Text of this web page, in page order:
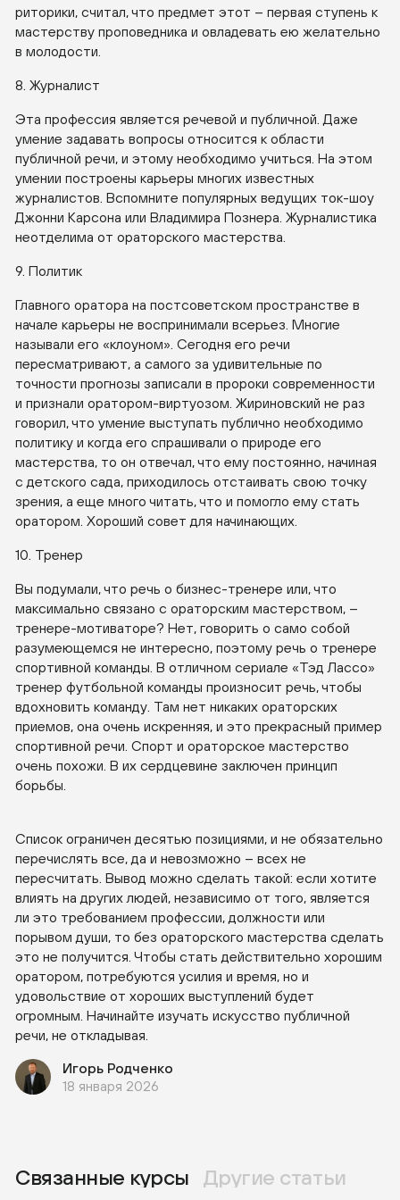
риторики, считал, что предмет этот – первая ступень к
мастерству проповедника и овладевать ею желательно
в молодости.
8. Журналист
Эта профессия является речевой и публичной. Даже
умение задавать вопросы относится к области
публичной речи, и этому необходимо учиться. На этом
умении построены карьеры многих известных
журналистов. Вспомните популярных ведущих ток-шоу
Джонни Карсона или Владимира Познера. Журналистика
неотделима от ораторского мастерства.
9. Политик
Главного оратора на постсоветском пространстве в
начале карьеры не воспринимали всерьез. Многие
называли его «клоуном». Сегодня его речи
пересматривают, а самого за удивительные по
точности прогнозы записали в пророки современности
и признали оратором-виртуозом. Жириновский не раз
говорил, что умение выступать публично необходимо
политику и когда его спрашивали о природе его
мастерства, то он отвечал, что ему постоянно, начиная
с детского сада, приходилось отстаивать свою точку
зрения, а еще много читать, что и помогло ему стать
оратором. Хороший совет для начинающих.
10. Тренер
Вы подумали, что речь о бизнес-тренере или, что
максимально связано с ораторским мастерством, –
тренере-мотиваторе? Нет, говорить о само собой
разумеющемся не интересно, поэтому речь о тренере
спортивной команды. В отличном сериале «Тэд Лассо»
тренер футбольной команды произносит речь, чтобы
вдохновить команду. Там нет никаких ораторских
приемов, она очень искренняя, и это прекрасный пример
спортивной речи. Спорт и ораторское мастерство
очень похожи. В их сердцевине заключен принцип
борьбы.
Список ограничен десятью позициями, и не обязательно
перечислять все, да и невозможно – всех не
пересчитать. Вывод можно сделать такой: если хотите
влиять на других людей, независимо от того, является
ли это требованием профессии, должности или
порывом души, то без ораторского мастерства сделать
это не получится. Чтобы стать действительно хорошим
оратором, потребуются усилия и время, но и
удовольствие от хороших выступлений будет
огромным. Начинайте изучать искусство публичной
речи, не откладывая.
Игорь Родченко
18 января 2026
Связанные курсы Другие статьи